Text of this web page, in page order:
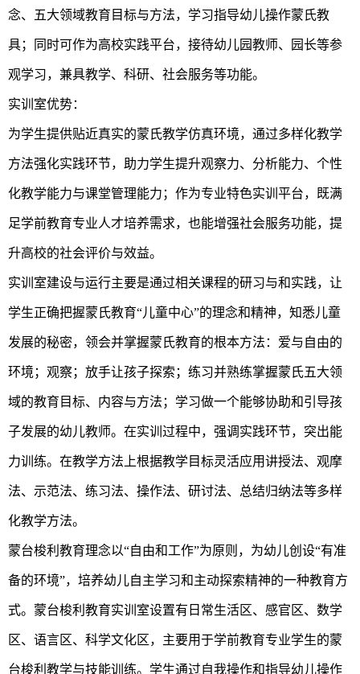
念、五大领域教育目标与方法，学习指导幼儿操作蒙氏教
具；同时可作为高校实践平台，接待幼儿园教师、园长等参
观学习，兼具教学、科研、社会服务等功能。
实训室优势：
为学生提供贴近真实的蒙氏教学仿真环境，通过多样化教学
方法强化实践环节，助力学生提升观察力、分析能力、个性
化教学能力与课堂管理能力；作为专业特色实训平台，既满
足学前教育专业人才培养需求，也能增强社会服务功能，提
升高校的社会评价与效益。
实训室建设与运行主要是通过相关课程的研习与和实践，让
学生正确把握蒙氏教育“儿童中心”的理念和精神，知悉儿童
发展的秘密，领会并掌握蒙氏教育的根本方法：爱与自由的
环境；观察；放手让孩子探索；练习并熟练掌握蒙氏五大领
域的教育目标、内容与方法；学习做一个能够协助和引导孩
子发展的幼儿教师。在实训过程中，强调实践环节，突出能
力训练。在教学方法上根据教学目标灵活应用讲授法、观摩
法、示范法、练习法、操作法、研讨法、总结归纳法等多样
化教学方法。
蒙台梭利教育理念以“自由和工作”为原则，为幼儿创设“有准
备的环境”，培养幼儿自主学习和主动探索精神的一种教育方
式。蒙台梭利教育实训室设置有日常生活区、感官区、数学
区、语言区、科学文化区，主要用于学前教育专业学生的蒙
台梭利教学与技能训练。学生通过自我操作和指导幼儿操作